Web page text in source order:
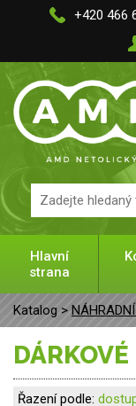
+420 466
Hlavní
strana
Katalog >
Řazení podle: